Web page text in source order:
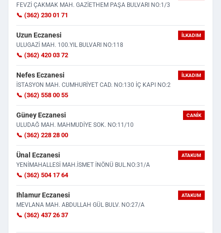
FEVZİ ÇAKMAK MAH. GAZİETHEM PAŞA BULVARI NO:1/3
📞 (362) 230 01 71
Uzun Eczanesi İLKADIM
ULUGAZİ MAH. 100.YIL BULVARI NO:118
📞 (362) 420 03 72
Nefes Eczanesi İLKADIM
İSTASYON MAH. CUMHURİYET CAD. NO:130 İÇ KAPI NO:2
📞 (362) 558 00 55
Güney Eczanesi CANIK
ULUDAĞ MAH. MAHMUDİYE SOK. NO:11/10
📞 (362) 228 28 00
Ünal Eczanesi ATAKUM
YENİMAHALLESİ MAH.İSMET İNÖNÜ BUL.NO:31/A
📞 (362) 504 17 64
Ihlamur Eczanesi ATAKUM
MEVLANA MAH. ABDULLAH GÜL BULV. NO:27/A
📞 (362) 437 26 37